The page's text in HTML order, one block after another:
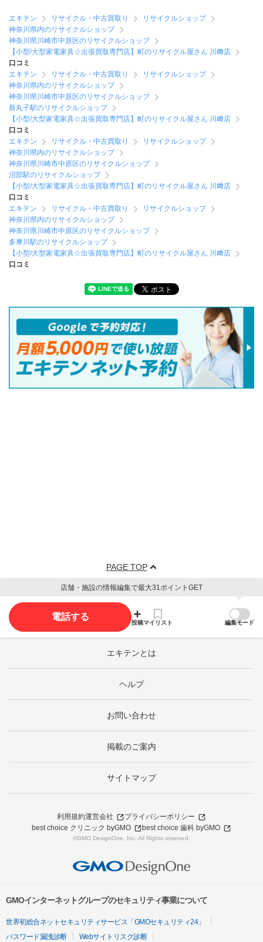
エキテン リサイクル・中古買取り
リサイクルショップ
神奈川県内のリサイクルショップ
神奈川県川崎市中原区のリサイクルショップ
【小型/大型家電家具☆出張買取専門店】町のリサイクル屋さん 川﨑店
口コミ
エキテン
リサイクル・中古買取り
リサイクルショップ
神奈川県内のリサイクルショップ
神奈川県川崎市中原区のリサイクルショップ
新丸子駅のリサイクルショップ
【小型/大型家電家具☆出張買取専門店】町のリサイクル屋さん 川﨑店
口コミ
エキテン
リサイクル・中古買取り
リサイクルショップ
神奈川県内のリサイクルショップ
神奈川県川崎市中原区のリサイクルショップ
沼部駅のリサイクルショップ
【小型/大型家電家具☆出張買取専門店】町のリサイクル屋さん 川﨑店
口コミ
エキテン
リサイクル・中古買取り
リサイクルショップ
神奈川県内のリサイクルショップ
神奈川県川崎市中原区のリサイクルショップ
多摩川駅のリサイクルショップ
【小型/大型家電家具☆出張買取専門店】町のリサイクル屋さん 川﨑店
口コミ
PAGE TOP
店舗・施設の情報編集で最大31ポイントGET
電話する
投稿マイリスト 編集モード
エキテンとは
ヘルプ
お問い合わせ
掲載のご案内
サイトマップ
利用規約運営会社
プライバシーポリシー
best choice クリニック byGMO
best choice 歯科 byGMO
©GMO DesignOne, Inc. All Rights reserved.
GMOインターネットグループのセキュリティ事業について
世界初総合ネットセキュリティサービス「GMOセキュリティ24」
パスワード漏洩診断
Webサイトリスク診断